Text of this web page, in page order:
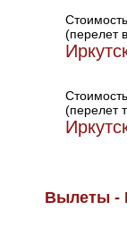
(перелет
(перелет
Вылеты -